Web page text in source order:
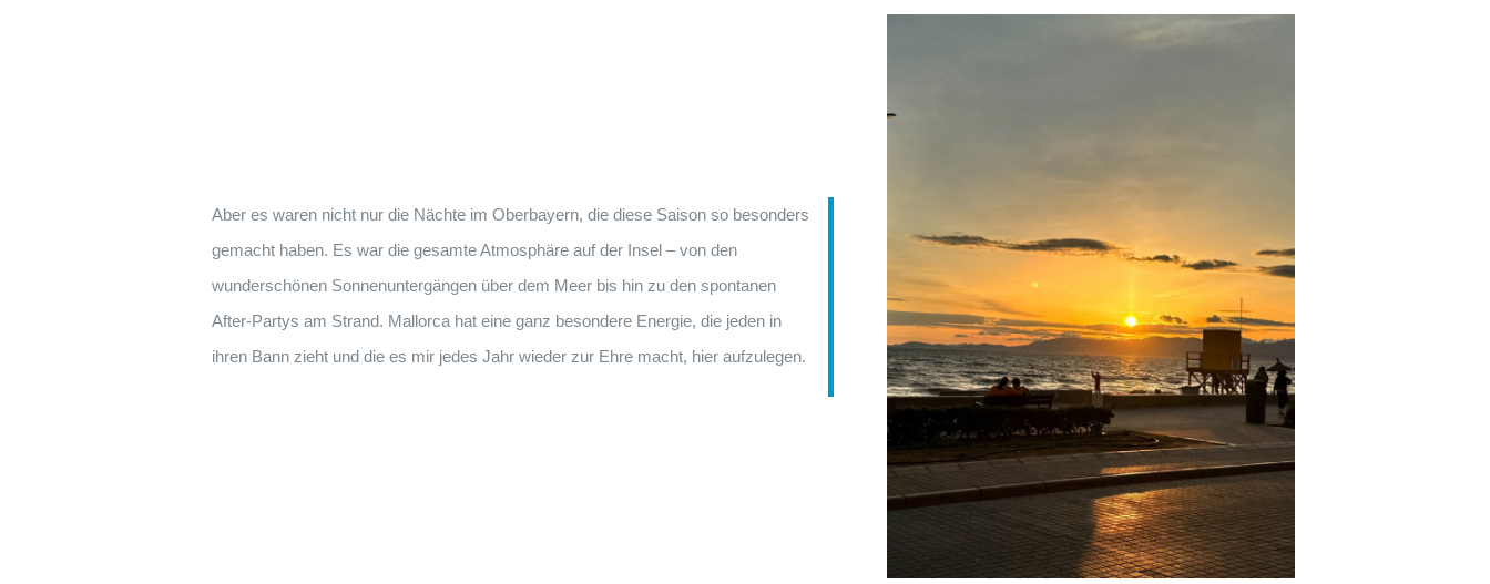
Aber es waren nicht nur die Nächte im Oberbayern, die diese Saison so besonders
gemacht haben. Es war die gesamte Atmosphäre auf der Insel – von den
wunderschönen Sonnenuntergängen über dem Meer bis hin zu den spontanen
After-Partys am Strand. Mallorca hat eine ganz besondere Energie, die jeden in
ihren Bann zieht und die es mir jedes Jahr wieder zur Ehre macht, hier aufzulegen.